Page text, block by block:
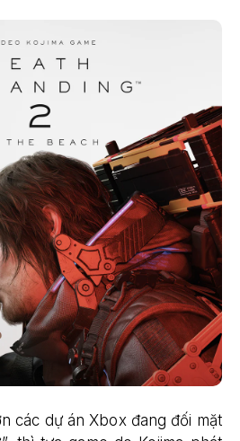
các dự án Xbox đang đối mặt